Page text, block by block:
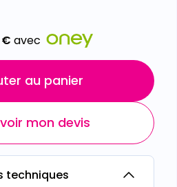
€ avec
au panier
mon devis
techniques